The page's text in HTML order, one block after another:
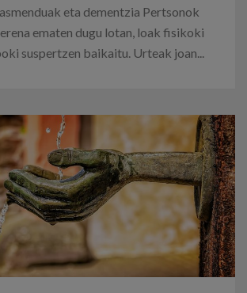
eta dementzia Pertsonok
ematen dugu lotan, loak fisikoki
suspertzen baikaitu. Urteak joan...